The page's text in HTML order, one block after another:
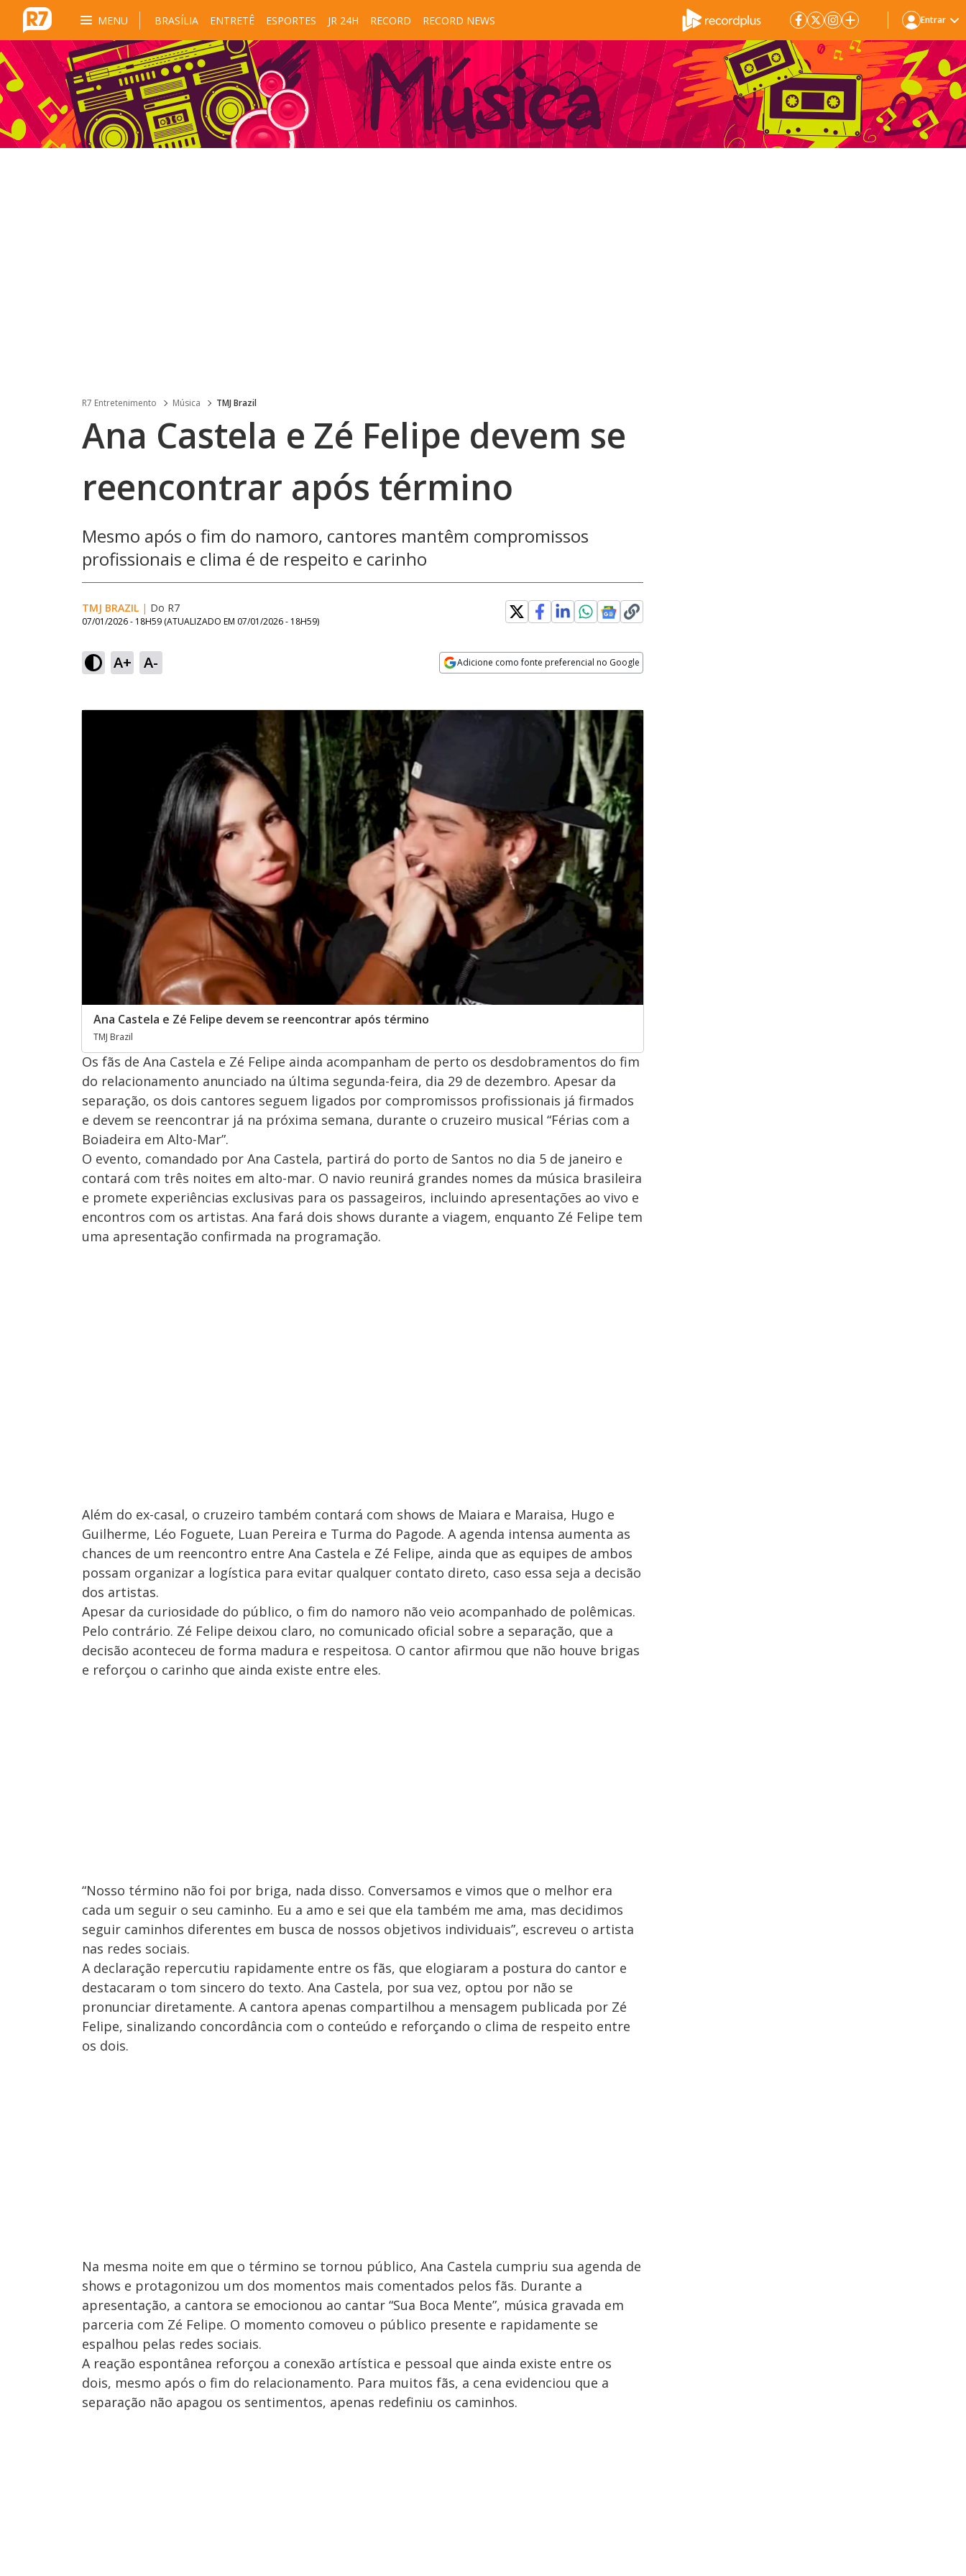
MENU BRASÍLIA ENTRETÊ ESPORTES JR 24H RECORD RECORD NEWS Entrar
R7 Entretenimento Música TMJ Brazil
Ana Castela e Zé Felipe devem se
reencontrar após término
Mesmo após o fim do namoro, cantores mantêm compromissos
profissionais e clima é de respeito e carinho
TMJ BRAZIL | Do R7
07/01/2026 - 18H59 (ATUALIZADO EM 07/01/2026 - 18H59)
A+ A- Adicione como fonte preferencial no Google
Ana Castela e Zé Felipe devem se reencontrar após término
TMJ Brazil
Os fãs de Ana Castela e Zé Felipe ainda acompanham de perto os desdobramentos do fim
do relacionamento anunciado na última segunda-feira, dia 29 de dezembro. Apesar da
separação, os dois cantores seguem ligados por compromissos profissionais já firmados
e devem se reencontrar já na próxima semana, durante o cruzeiro musical “Férias com a
Boiadeira em Alto-Mar”.
O evento, comandado por Ana Castela, partirá do porto de Santos no dia 5 de janeiro e
contará com três noites em alto-mar. O navio reunirá grandes nomes da música brasileira
e promete experiências exclusivas para os passageiros, incluindo apresentações ao vivo e
encontros com os artistas. Ana fará dois shows durante a viagem, enquanto Zé Felipe tem
uma apresentação confirmada na programação.
Além do ex-casal, o cruzeiro também contará com shows de Maiara e Maraisa, Hugo e
Guilherme, Léo Foguete, Luan Pereira e Turma do Pagode. A agenda intensa aumenta as
chances de um reencontro entre Ana Castela e Zé Felipe, ainda que as equipes de ambos
possam organizar a logística para evitar qualquer contato direto, caso essa seja a decisão
dos artistas.
Apesar da curiosidade do público, o fim do namoro não veio acompanhado de polêmicas.
Pelo contrário. Zé Felipe deixou claro, no comunicado oficial sobre a separação, que a
decisão aconteceu de forma madura e respeitosa. O cantor afirmou que não houve brigas
e reforçou o carinho que ainda existe entre eles.
“Nosso término não foi por briga, nada disso. Conversamos e vimos que o melhor era
cada um seguir o seu caminho. Eu a amo e sei que ela também me ama, mas decidimos
seguir caminhos diferentes em busca de nossos objetivos individuais”, escreveu o artista
nas redes sociais.
A declaração repercutiu rapidamente entre os fãs, que elogiaram a postura do cantor e
destacaram o tom sincero do texto. Ana Castela, por sua vez, optou por não se
pronunciar diretamente. A cantora apenas compartilhou a mensagem publicada por Zé
Felipe, sinalizando concordância com o conteúdo e reforçando o clima de respeito entre
os dois.
Na mesma noite em que o término se tornou público, Ana Castela cumpriu sua agenda de
shows e protagonizou um dos momentos mais comentados pelos fãs. Durante a
apresentação, a cantora se emocionou ao cantar “Sua Boca Mente”, música gravada em
parceria com Zé Felipe. O momento comoveu o público presente e rapidamente se
espalhou pelas redes sociais.
A reação espontânea reforçou a conexão artística e pessoal que ainda existe entre os
dois, mesmo após o fim do relacionamento. Para muitos fãs, a cena evidenciou que a
separação não apagou os sentimentos, apenas redefiniu os caminhos.